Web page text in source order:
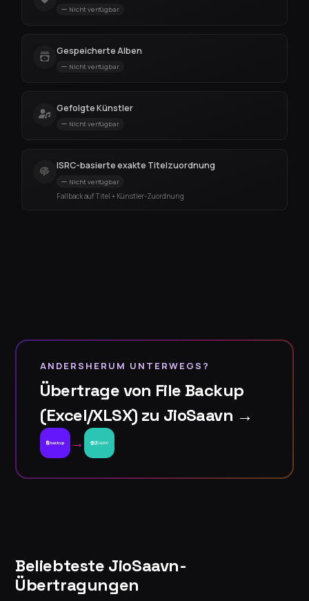
Nicht verfügbar
Gespeicherte Alben
Nicht verfügbar
Gefolgte Künstler
Nicht verfügbar
ISRC-basierte exakte Titelzuordnung
Nicht verfügbar
Fallback auf Titel + Künstler-Zuordnung
ANDERSHERUM UNTERWEGS?
Übertrage von File Backup
(Excel/XLSX) zu JioSaavn →
→
Beliebteste JioSaavn-
Übertragungen